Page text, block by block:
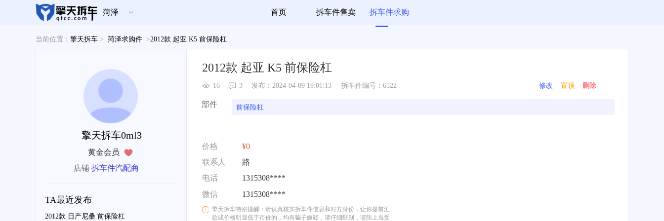
菏泽 首页 拆车件售卖 拆车件求购
当前位置： 擎天拆车 > 菏泽求购件 >2012款 起亚 K5 前保险杠
擎天拆车0ml3
黄金会员
店铺拆车件汽配商
TA最近发布
2012款 日产尼桑 前保险杠
2012款 起亚 K5 前保险杠
16 3 发布：2024-04-09 19:01:13 拆车件编号：6522 修改 置顶 删除
部件 前保险杠
价格
¥0
联系人
路
电话
1315308****
微信
1315308****
擎天拆车特别提醒：请认真核实拆车件信息和对方身份，让你提前汇
款或价格明显低于市价的，均有骗子嫌疑，请仔细甄别，谨防上当受